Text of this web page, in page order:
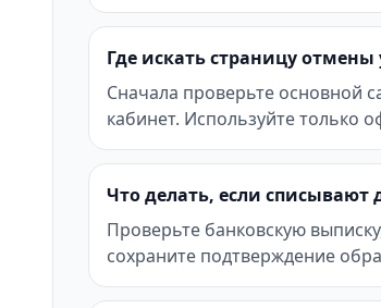
Где искать страницу отмены
Сначала проверьте основной
кабинет. Используйте только
Что делать, если списывают
Проверьте банковскую
сохраните подтверждение